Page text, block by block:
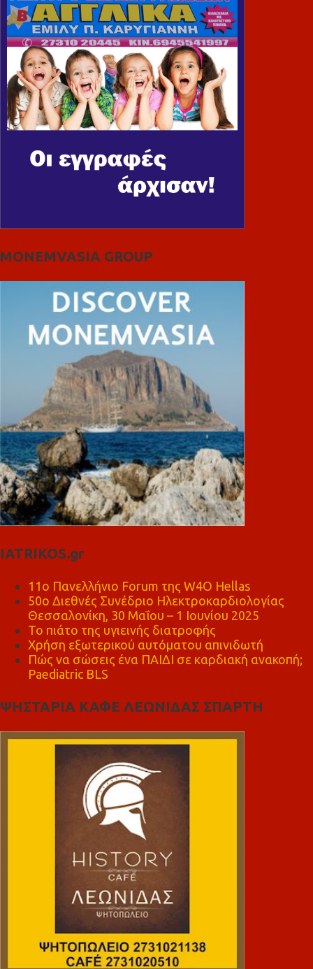
MONEMVASIA GROUP
IATRIKOS.gr
11ο Πανελλήνιο Forum της W4O Hellas
50ο Διεθνές Συνέδριο Ηλεκτροκαρδιολογίας
Θεσσαλονίκη, 30 Μαΐου – 1 Ιουνίου 2025
Το πιάτο της υγιεινής διατροφής
Χρήση εξωτερικού αυτόματου απινιδωτή
Πώς να σώσεις ένα ΠΑΙΔΙ σε καρδιακή ανακοπή;
Paediatric BLS
ΨΗΣΤΑΡΙΑ ΚΑΦΕ ΛΕΩΝΙΔΑΣ ΣΠΑΡΤΗ